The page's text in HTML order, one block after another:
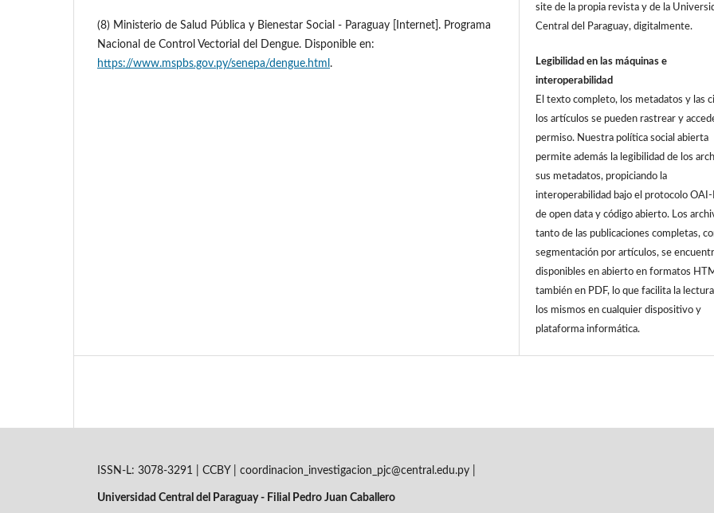
(8) Ministerio de Salud Pública y Bienestar Social - Paraguay [Internet]. Programa
Nacional de Control Vectorial del Dengue. Disponible en:
https://www.mspbs.gov.py/senepa/dengue.html .
site de la propia revista y de la
Central del Paraguay, digitalmente.
Legibilidad en las máquinas e
interoperabilidad
El texto completo, los metadatos y las
los artículos se pueden rastrear y
permiso. Nuestra política social abierta
permite además la legibilidad de los
sus metadatos, propiciando la
interoperabilidad bajo el protocolo
de open data y código abierto. Los
tanto de las publicaciones completas,
segmentación por artículos, se
disponibles en abierto en formatos
también en PDF, lo que facilita la
los mismos en cualquier dispositivo y
plataforma informática.
ISSN-L: 3078-3291 | CCBY | coordinacion_investigacion_pjc@central.edu.py |
Universidad Central del Paraguay - Filial Pedro Juan Caballero